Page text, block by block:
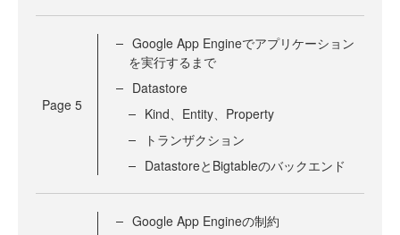
Page 5
Google App Engineでアプリケーション
を実行するまで
Datastore
Kind、Entity、Property
トランザクション
DatastoreとBigtableのバックエンド
Google App Engineの制約